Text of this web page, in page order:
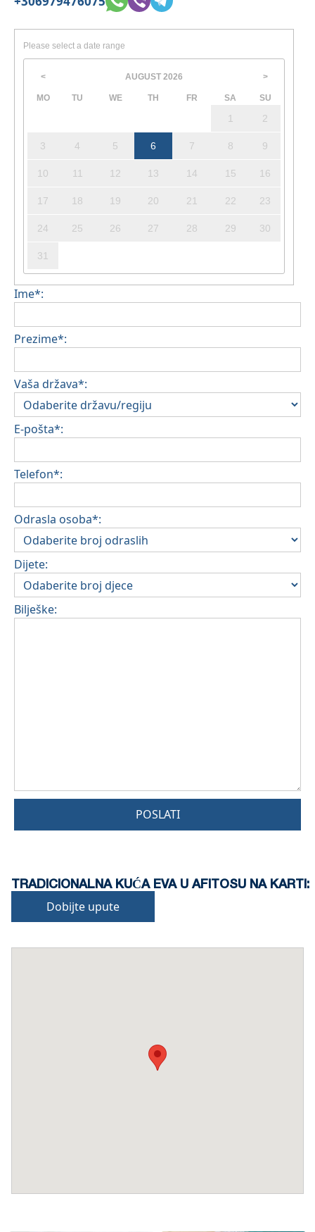
Please select a date range
< AUGUST 2026 >
MO TU WE TH FR SA SU
1 2
3 4 5 6 7 8 9
10 11 12 13 14 15 16
17 18 19 20 21 22 23
24 25 26 27 28 29 30
31
Ime*:
Prezime*:
Vaša država*:
E-pošta*:
Telefon*:
Odrasla osoba*:
Dijete:
Bilješke:
POSLATI
TRADICIONALNA KUĆA EVA U AFITOSU NA KARTI:
Dobijte upute